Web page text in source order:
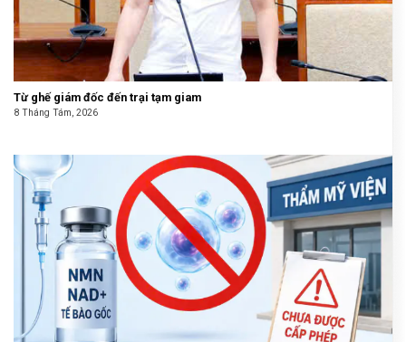
Từ ghế giám đốc đến trại tạm giam
8 Tháng Tám, 2026